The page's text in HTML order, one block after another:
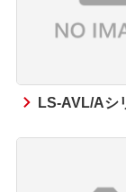
LS-AVL/Aシ